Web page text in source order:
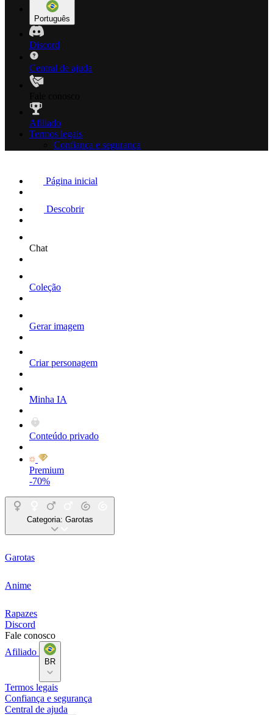
Português
Discord
Central de ajuda
Afiliado
Termos legais
Confiança e segurança
Página inicial
Descobrir
Chat
Coleção
Gerar imagem
Criar personagem
Minha IA
Conteúdo privado
Premium
-70%
Categoria: Garotas
Garotas
Anime
Rapazes
Discord
Fale conosco
Afiliado
BR
Termos legais
Confiança e segurança
Central de ajuda